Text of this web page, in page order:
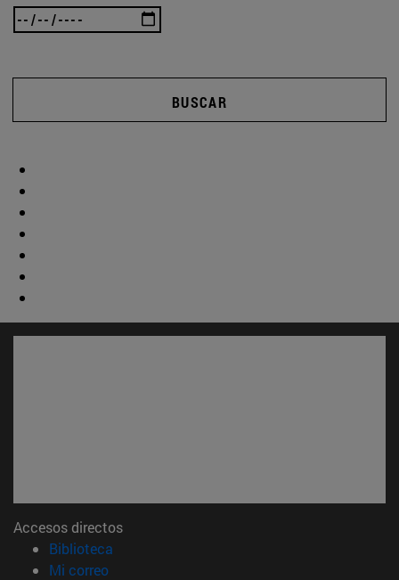
BUSCAR
Accesos directos
Biblioteca
Mi correo(abre en nueva ventana)